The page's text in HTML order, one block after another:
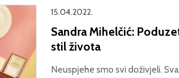
15.04.2022.
Sandra Mihelčić:
stil života
Neuspjehe smo svi doživjeli.